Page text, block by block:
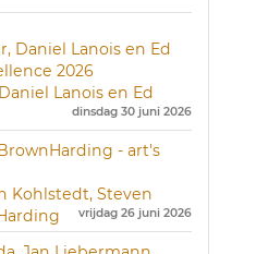
Lanois en Ed
dinsdag 30 juni 2026
Kohlstedt, Steven
vrijdag 26 juni 2026